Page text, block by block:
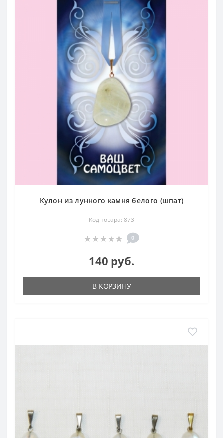
Кулон из лунного камня белого (шпат)
Код товара: 873
0
140 руб.
В КОРЗИНУ